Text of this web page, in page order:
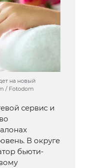
на новый
/ Fotodom
сервис и
В округе
бьюти-